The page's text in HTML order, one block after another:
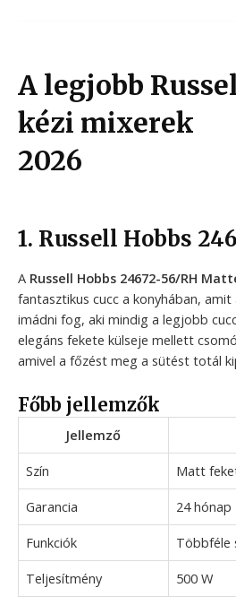
A legjobb
kézi mixerek
2026
1. Russell Hobbs
A Russell Hobbs 24672-56/RH
fantasztikus cucc a konyhában, amit
imádni fog, aki mindig a legjobb
elegáns fekete külseje mellett
amivel a főzést meg a sütést totál
Főbb jellemzők
Jellemző
Szín
Matt
Garancia
24 hónap
Funkciók
Többféle
Teljesítmény
500 W